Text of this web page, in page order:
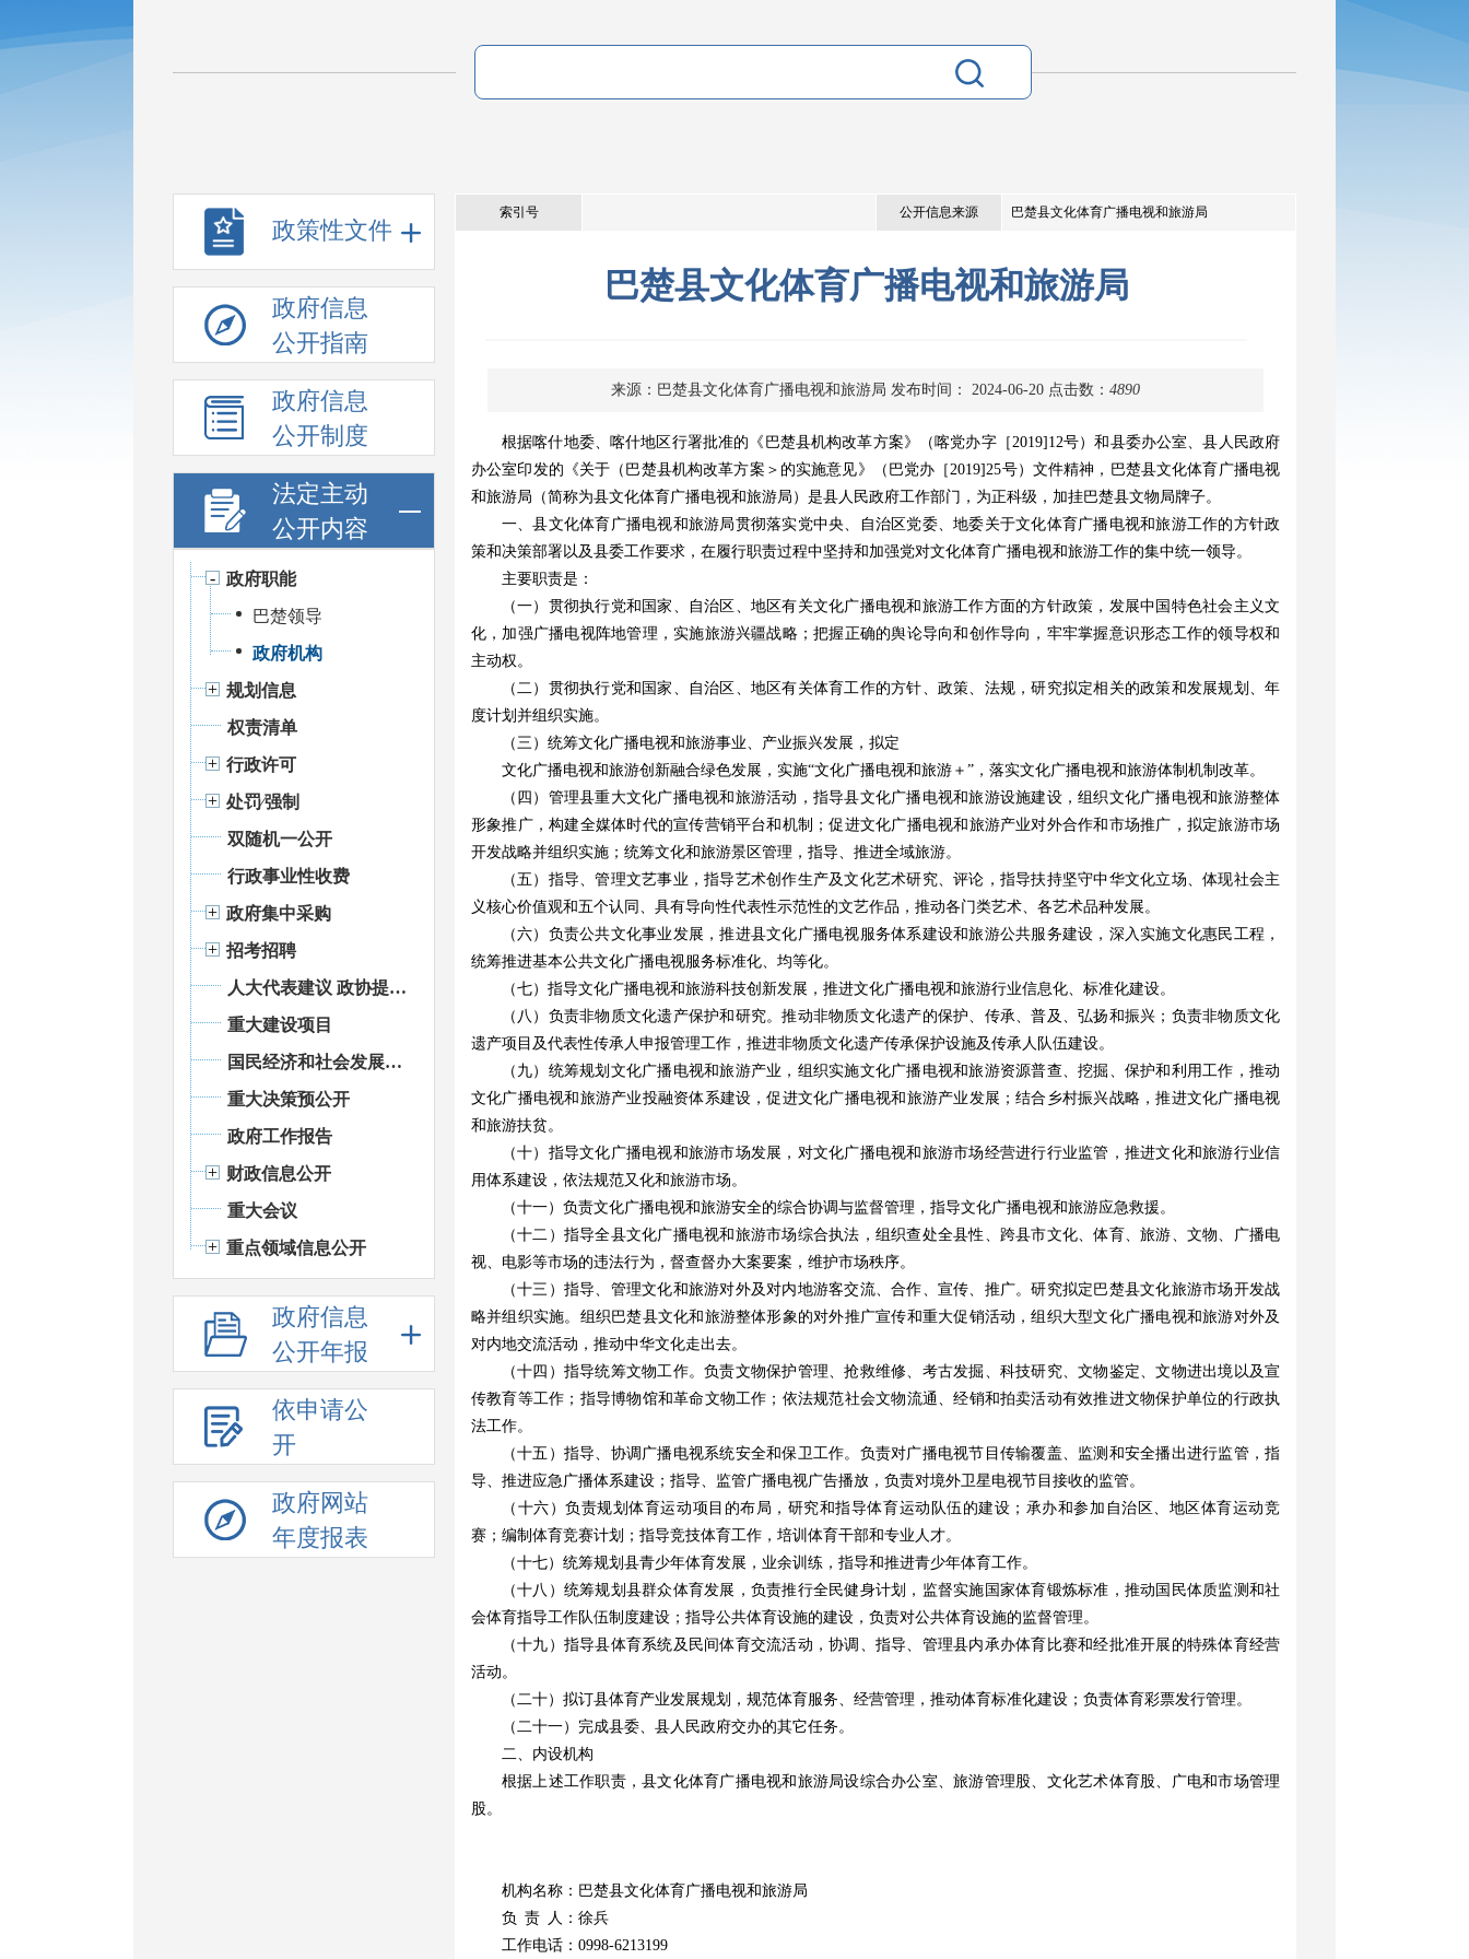
政策性文件
政府信息
公开指南
政府信息
公开制度
法定主动
公开内容
政府职能
巴楚领导
政府机构
规划信息
权责清单
行政许可
处罚⁄强制
双随机一公开
行政事业性收费
政府集中采购
招考招聘
人大代表建议 政协提案办理
重大建设项目
国民经济和社会发展统计信息
重大决策预公开
政府工作报告
财政信息公开
重大会议
重点领域信息公开
政府信息
公开年报
依申请公
开
政府网站
年度报表
索引号 公开信息来源 巴楚县文化体育广播电视和旅游局
巴楚县文化体育广播电视和旅游局
来源：巴楚县文化体育广播电视和旅游局 发布时间： 2024-06-20 点击数： 4890
根据喀什地委、喀什地区行署批准的《巴楚县机构改革方案》（喀党办字［2019]12号）和县委办公室、县人民政府
办公室印发的《关于（巴楚县机构改革方案＞的实施意见》（巴党办［2019]25号） 文件精神 ，巴楚县文化体育广播电视
和旅游局（简称为县文化体育广播电视和旅游局）是县人民政府工作部门，为正科级，加挂巴楚县文物局牌子。
一、县文化体育广播电视和旅游局贯彻落实党中央、自治区党委、地委关于文化体育广播电视和旅游工作的方针政
策和决策部署以及县委工作要求，在履行职责过程中坚持和加强党对文化体育广播电视和旅游工作的集中统一领导。
主要职责是：
（一）贯彻执行党和国家、自治区、地区有关文化广播电视和旅游工作方面的方针政策，发展中国特色社会主义文
化，加强广播电视阵地管理，实施旅游兴疆战略；把握正确的舆论导向和创作导向，牢牢掌握意识形态工作的领导权和
主动权。
（二）贯彻执行党和国家、自治区、地区有关体育工作的方针、政策、法规，研究拟定相关的政策和发展规划、年
度计划并组织实施。
（三）统筹文化广播电视和旅游事业、产业振兴发展，拟定
文化广播电视和旅游创新融合绿色发展，实施“文化广播电视和旅游＋”，落实文化广播电视和旅游体制机制改革。
（四）管理县重大文化广播电视和旅游活动，指导县文化广播电视和旅游设施建设，组织文化广播电视和旅游整体
形象推广，构建全媒体时代的宣传营销平台和机制；促进文化广播电视和旅游产业对外合作和市场推广，拟定旅游市场
开发战略并组织实施；统筹文化和旅游景区管理，指导、推进全域旅游。
（五）指导、管理文艺事业，指导艺术创作生产及文化艺术研究、评论，指导扶持坚守中华文化立场、体现社会主
义核心价值观和五个认同、具有导向性代表性示范性的文艺作品，推动各门类艺术、各艺术品种发展。
（六）负责公共文化事业发展，推进县文化广播电视服务体系建设和旅游公共服务建设，深入实施文化惠民工程，
统筹推进基本公共文化广播电视服务标准化、均等化。
（七）指导文化广播电视和旅游科技创新发展，推进文化广播电视和旅游行业信息化、标准化建设。
（八）负责非物质文化遗产保护和研究。推动非物质文化遗产的保护、传承、普及、弘扬和振兴；负责非物质文化
遗产项目及代表性传承人申报管理工作，推进非物质文化遗产传承保护设施及传承人队伍建设。
（九）统筹规划文化广播电视和旅游产业，组织实施文化广播电视和旅游资源普查、挖掘、保护和利用工作，推动
文化广播电视和旅游产业投融资体系建设，促进文化广播电视和旅游产业发展；结合乡村振兴战略，推进文化广播电视
和旅游扶贫。
（十）指导文化广播电视和旅游市场发展，对文化广播电视和旅游市场经营进行行业监管，推进文化和旅游行业信
用体系建设，依法规范又化和旅游市场。
（十一）负责文化广播电视和旅游安全的综合协调与监督管理，指导文化广播电视和旅游应急救援。
（十二）指导全县文化广播电视和旅游市场综合执法，组织查处全县性、跨县市文化、体育、旅游、文物、广播电
视、电影等市场的违法行为，督查督办大案要案，维护市场秩序。
（十三）指导、管理文化和旅游对外及对内地游客交流、合作、宣传、推广。研究拟定巴楚县文化旅游市场开发战
略并组织实施。组织巴楚县文化和旅游整体形象的对外推广宣传和重大促销活动，组织大型文化广播电视和旅游对外及
对内地交流活动，推动中华文化走出去。
（十四）指导统筹文物工作。负责文物保护管理、抢救维修、考古发掘、科技研究、文物鉴定、文物进出境以及宣
传教育等工作；指导博物馆和革命文物工作；依法规范社会文物流通、经销和拍卖活动有效推进文物保护单位的行政执
法工作。
（十五）指导、协调广播电视系统安全和保卫工作。负责对广播电视节目传输覆盖、监测和安全播出进行监管，指
导、推进应急广播体系建设；指导、监管广播电视广告播放，负责对境外卫星电视节目接收的监管。
（十六）负责规划体育运动项目的布局，研究和指导体育运动队伍的建设；承办和参加自治区、地区体育运动竞
赛；编制体育竞赛计划；指导竞技体育工作，培训体育干部和专业人才。
（十七）统筹规划县青少年体育发展，业余训练，指导和推进青少年体育工作。
（十八）统筹规划县群众体育发展，负责推行全民健身计划，监督实施国家体育锻炼标准，推动国民体质监测和社
会体育指导工作队伍制度建设；指导公共体育设施的建设，负责对公共体育设施的监督管理。
（十九）指导县体育系统及民间体育交流活动，协调、指导、管理县内承办体育比赛和经批准开展的特殊体育经营
活动。
（二十）拟订县体育产业发展规划，规范体育服务、经营管理，推动体育标准化建设；负责体育彩票发行管理。
（二十一）完成县委、县人民政府交办的其它任务。
二、 内设机构
根据上述工作职责，县文化体育广播电视和旅游局设综合办公室、旅游管理股、文化艺术体育股、广电和市场管理
股。
机构名称：巴楚县文化体育广播电视和旅游局
负 责 人：徐兵
工作电话： 0998-6213199